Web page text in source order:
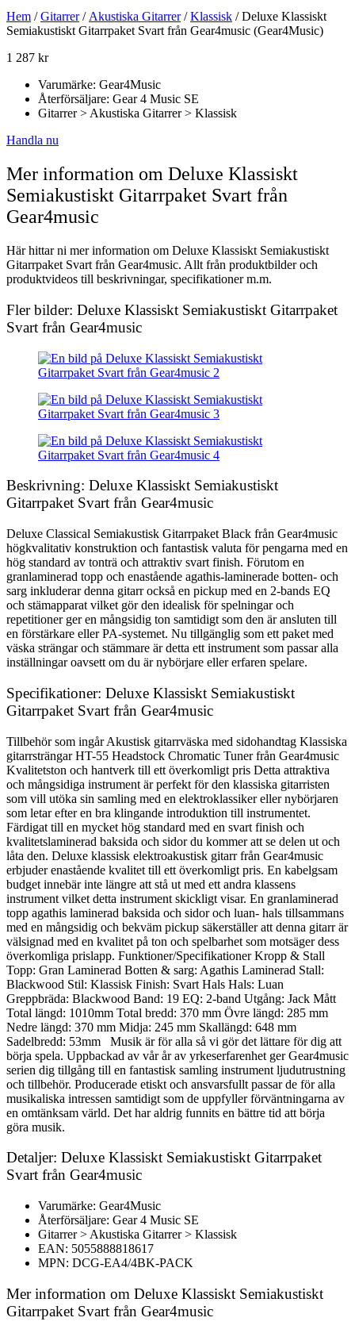
Hem /Gitarrer/Akustiska Gitarrer/Klassisk / Deluxe Klassiskt
Semiakustiskt Gitarrpaket Svart från Gear4music (Gear4Music)
1 287 kr
Varumärke: Gear4Music
Återförsäljare: Gear 4 Music SE
Gitarrer > Akustiska Gitarrer > Klassisk
Handla nu
Mer information om Deluxe Klassiskt
Semiakustiskt Gitarrpaket Svart från
Gear4music
Här hittar ni mer information om Deluxe Klassiskt Semiakustiskt
Gitarrpaket Svart från Gear4music. Allt från produktbilder och
produktvideos till beskrivningar, specifikationer m.m.
Fler bilder: Deluxe Klassiskt Semiakustiskt Gitarrpaket
Svart från Gear4music
Beskrivning: Deluxe Klassiskt Semiakustiskt
Gitarrpaket Svart från Gear4music
Deluxe Classical Semiakustisk Gitarrpaket Black från Gear4music
högkvalitativ konstruktion och fantastisk valuta för pengarna med en
hög standard av tonträ och attraktiv svart finish. Förutom en
granlaminerad topp och enastående agathis-laminerade botten- och
sarg inkluderar denna gitarr också en pickup med en 2-bands EQ
och stämapparat vilket gör den idealisk för spelningar och
repetitioner ger en mångsidig ton samtidigt som den är ansluten till
en förstärkare eller PA-systemet. Nu tillgänglig som ett paket med
väska strängar och stämmare är detta ett instrument som passar alla
inställningar oavsett om du är nybörjare eller erfaren spelare.
Specifikationer: Deluxe Klassiskt Semiakustiskt
Gitarrpaket Svart från Gear4music
Tillbehör som ingår Akustisk gitarrväska med sidohandtag Klassiska
gitarrsträngar HT-55 Headstock Chromatic Tuner från Gear4music
Kvalitetston och hantverk till ett överkomligt pris Detta attraktiva
och mångsidiga instrument är perfekt för den klassiska gitarristen
som vill utöka sin samling med en elektroklassiker eller nybörjaren
som letar efter en bra klingande introduktion till instrumentet.
Färdigat till en mycket hög standard med en svart finish och
kvalitetslaminerad baksida och sidor du kommer att se delen ut och
låta den. Deluxe klassisk elektroakustisk gitarr från Gear4music
erbjuder enastående kvalitet till ett överkomligt pris. En kabelgsam
budget innebär inte längre att stå ut med ett andra klassens
instrument vilket detta instrument skickligt visar. En granlaminerad
topp agathis laminerad baksida och sidor och luan- hals tillsammans
med en mångsidig och bekväm pickup säkerställer att denna gitarr är
välsignad med en kvalitet på ton och spelbarhet som motsäger dess
överkomliga prislapp. Funktioner/Specifikationer Kropp & Stall
Topp: Gran Laminerad Botten & sarg: Agathis Laminerad Stall:
Blackwood Stil: Klassisk Finish: Svart Hals Hals: Luan
Greppbräda: Blackwood Band: 19 EQ: 2-band Utgång: Jack Mått
Total längd: 1010mm Total bredd: 370 mm Övre längd: 285 mm
Nedre längd: 370 mm Midja: 245 mm Skallängd: 648 mm
Sadelbredd: 53mm Musik är för alla så vi gör det lättare för dig att
börja spela. Uppbackad av vår år av yrkeserfarenhet ger Gear4music
serien dig tillgång till en fantastisk samling instrument ljudutrustning
och tillbehör. Producerade etiskt och ansvarsfullt passar de för alla
musikaliska intressen samtidigt som de uppfyller förväntningarna av
en omtänksam värld. Det har aldrig funnits en bättre tid att börja
göra musik.
Detaljer: Deluxe Klassiskt Semiakustiskt Gitarrpaket
Svart från Gear4music
Varumärke: Gear4Music
Återförsäljare: Gear 4 Music SE
Gitarrer > Akustiska Gitarrer > Klassisk
EAN: 5055888818617
MPN: DCG-EA4/4BK-PACK
Mer information om Deluxe Klassiskt Semiakustiskt
Gitarrpaket Svart från Gear4music